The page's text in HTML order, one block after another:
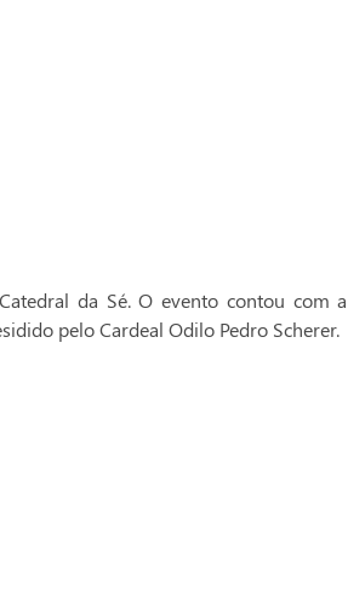
da Sé. O evento contou com a
pelo Cardeal Odilo Pedro Scherer.